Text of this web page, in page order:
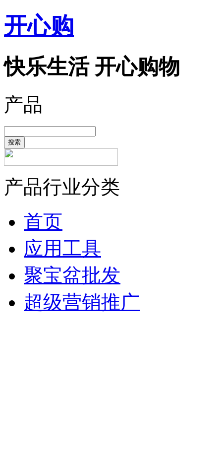
开心购
快乐生活 开心购物
产品
搜索
产品行业分类
首页
应用工具
聚宝盆批发
超级营销推广